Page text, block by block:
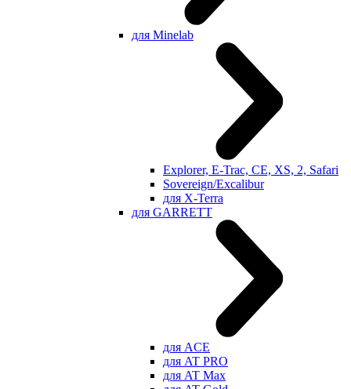
для Minelab
Explorer, E-Trac, CE, XS, 2, Safari
Sovereign/Excalibur
для X-Terra
для GARRETT
для ACE
для AT PRO
для AT Max